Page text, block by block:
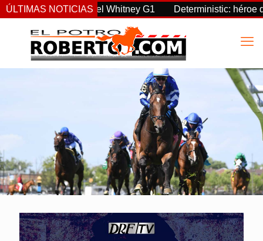
ÚLTIMAS NOTICIAS
supremo en el Whitney G1 Deterministic: héroe del